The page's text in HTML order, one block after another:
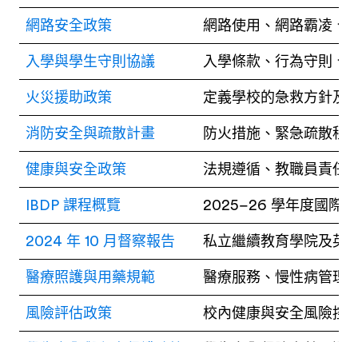
網路安全政策 網路使用、網路霸凌、
入學與學生守則協議 入學條款、行為守則、
火災援助政策 定義學校的急救方針及
消防安全與疏散計畫 防火措施、緊急疏散程
健康與安全政策 法規遵循、教職員責任
IBDP 課程概覽 2025–26 學年度國際
2024 年 10 月督察報告 私立繼續教育學院及英
醫療照護與用藥規範 醫療服務、慢性病管理
風險評估政策 校內健康與安全風險控